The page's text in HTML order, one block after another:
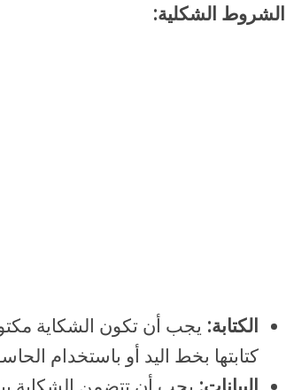
الشروط الشكلية:
الكتابة: يجب أن تكون الشكاية
كتابتها بخط اليد أو باستخدام